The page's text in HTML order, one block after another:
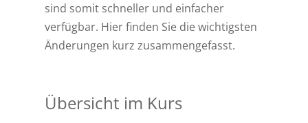
sind somit schneller und einfacher
verfügbar. Hier finden Sie die wichtigsten
Änderungen kurz zusammengefasst.
Übersicht im Kurs